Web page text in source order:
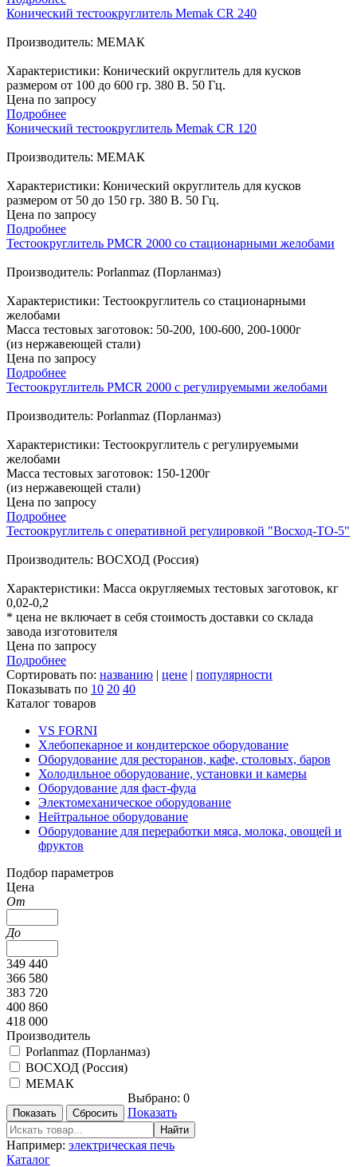
Конический тестоокруглитель Memak CR 240
Производитель: МЕМАК
Характеристики: Конический округлитель для кусков
размером от 100 до 600 гр. 380 В. 50 Гц.
Цена по запросу
Подробнее
Конический тестоокруглитель Memak CR 120
Производитель: МЕМАК
Характеристики: Конический округлитель для кусков
размером от 50 до 150 гр. 380 В. 50 Гц.
Цена по запросу
Подробнее
Тестоокруглитель PMCR 2000 со стационарными желобами
Производитель: Porlanmaz (Порланмаз)
Характеристики: Тестоокруглитель со стационарными
желобами
Масса тестовых заготовок: 50-200, 100-600, 200-1000г
(из нержавеющей стали)
Цена по запросу
Подробнее
Тестоокруглитель PMCR 2000 с регулируемыми желобами
Производитель: Porlanmaz (Порланмаз)
Характеристики: Тестоокруглитель с регулируемыми
желобами
Масса тестовых заготовок: 150-1200г
(из нержавеющей стали)
Цена по запросу
Подробнее
Тестоокруглитель с оперативной регулировкой "Восход-ТО-5"
Производитель: ВОСХОД (Россия)
Характеристики: Масса округляемых тестовых заготовок, кг
0,02-0,2
* цена не включает в себя стоимость доставки со склада
завода изготовителя
Цена по запросу
Подробнее
Сортировать по: названию | цене | популярности
Показывать по 10 20 40
Каталог товаров
VS FORNI
Хлебопекарное и кондитерское оборудование
Оборудование для ресторанов, кафе, столовых, баров
Холодильное оборудование, установки и камеры
Оборудование для фаст-фуда
Электомеханическое оборудование
Нейтральное оборудование
Оборудование для переработки мяса, молока, овощей и
фруктов
Подбор параметров
Цена
От
До
349 440
366 580
383 720
400 860
418 000
Производитель
Porlanmaz (Порланмаз)
ВОСХОД (Россия)
МЕМАК
Выбрано: 0
Показать
Например: электрическая печь
Каталог